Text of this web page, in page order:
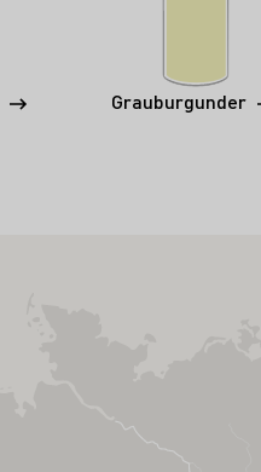
Grauburgunder